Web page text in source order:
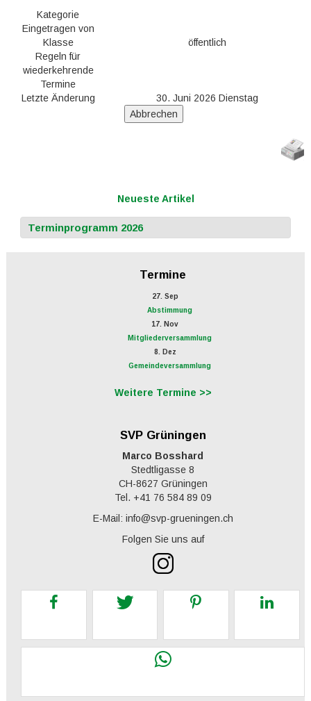
Kategorie
Eingetragen von
Klasse
öffentlich
Regeln für
wiederkehrende
Termine
Letzte Änderung
30. Juni 2026 Dienstag
Neueste Artikel
Terminprogramm 2026
Termine
27. Sep
Abstimmung
17. Nov
Mitgliederversammlung
8. Dez
Gemeindeversammlung
Weitere Termine >>
SVP Grüningen
Marco Bosshard
Stedtligasse 8
CH-8627 Grüningen
Tel. +41 76 584 89 09
E-Mail: info@svp-grueningen.ch
Folgen Sie uns auf